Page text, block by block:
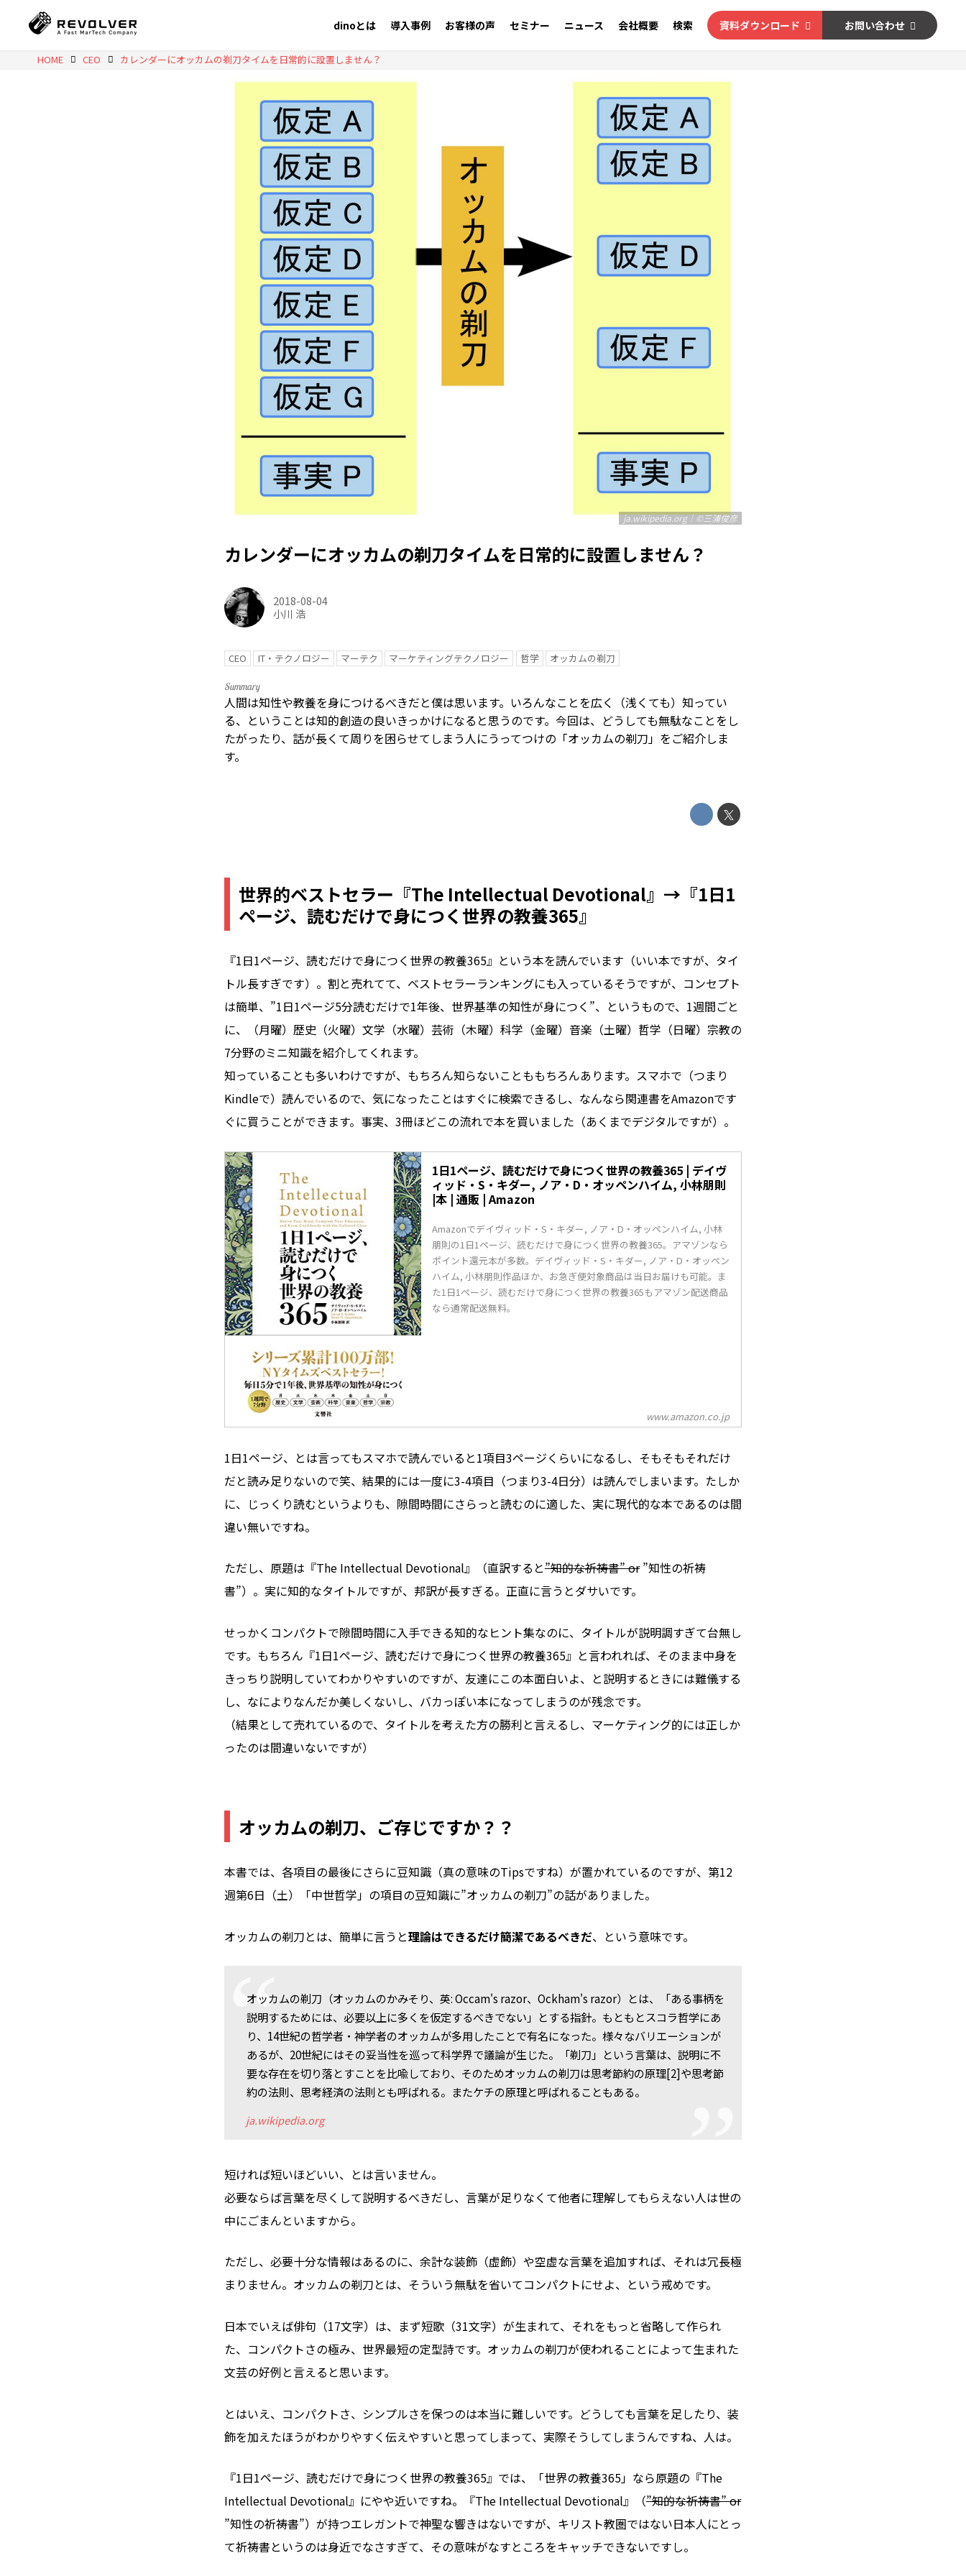
dinoとは 導入事例 お客様の声 セミナー ニュース 会社概要 検索 資料ダウンロード お問い合わせ
HOME CEO カレンダーにオッカムの剃刀タイムを日常的に設置しません？
ja.wikipedia.org｜©三浦俊彦
カレンダーにオッカムの剃刀タイムを日常的に設置しません？
2018-08-04
小川 浩
CEO IT・テクノロジー マーテク マーケティングテクノロジー 哲学 オッカムの剃刀
人間は知性や教養を身につけるべきだと僕は思います。いろんなことを広く（浅くても）知ってい
る、ということは知的創造の良いきっかけになると思うのです。今回は、どうしても無駄なことをし
たがったり、話が長くて周りを困らせてしまう人にうってつけの「オッカムの剃刀」をご紹介しま
す。
世界的ベストセラー『The Intellectual Devotional』→『1日1
ページ、読むだけで身につく世界の教養365』
『1日1ページ、読むだけで身につく世界の教養365』という本を読んでいます（いい本ですが、タイ
トル長すぎです）。割と売れてて、ベストセラーランキングにも入っているそうですが、コンセプト
は簡単、”1日1ページ5分読むだけで1年後、世界基準の知性が身につく”、というもので、1週間ごと
に、（月曜）歴史（火曜）文学（水曜）芸術（木曜）科学（金曜）音楽（土曜）哲学（日曜）宗教の
7分野のミニ知識を紹介してくれます。
知っていることも多いわけですが、もちろん知らないことももちろんあります。スマホで（つまり
Kindleで）読んでいるので、気になったことはすぐに検索できるし、なんなら関連書をAmazonです
ぐに買うことができます。事実、3冊ほどこの流れで本を買いました（あくまでデジタルですが）。
1日1ページ、読むだけで身につく世界の教養365 | デイヴ
ィッド・S・キダー, ノア・D・オッペンハイム, 小林朋則
|本 | 通販 | Amazon
Amazonでデイヴィッド・S・キダー, ノア・D・オッペンハイム, 小林
朋則の1日1ページ、読むだけで身につく世界の教養365。アマゾンなら
ポイント還元本が多数。デイヴィッド・S・キダー, ノア・D・オッペン
ハイム, 小林朋則作品ほか、お急ぎ便対象商品は当日お届けも可能。ま
た1日1ページ、読むだけで身につく世界の教養365もアマゾン配送商品
なら通常配送無料。
www.amazon.co.jp
1日1ページ、とは言ってもスマホで読んでいると1項目3ページくらいになるし、そもそもそれだけ
だと読み足りないので笑、結果的には一度に3-4項目（つまり3-4日分）は読んでしまいます。たしか
に、じっくり読むというよりも、隙間時間にさらっと読むのに適した、実に現代的な本であるのは間
違い無いですね。
ただし、原題は『The Intellectual Devotional』（直訳すると”知的な祈祷書” or”知性の祈祷
書”）。実に知的なタイトルですが、邦訳が長すぎる。正直に言うとダサいです。
せっかくコンパクトで隙間時間に入手できる知的なヒント集なのに、タイトルが説明調すぎて台無し
です。もちろん『1日1ページ、読むだけで身につく世界の教養365』と言われれば、そのまま中身を
きっちり説明していてわかりやすいのですが、友達にこの本面白いよ、と説明するときには難儀する
し、なによりなんだか美しくないし、バカっぽい本になってしまうのが残念です。
（結果として売れているので、タイトルを考えた方の勝利と言えるし、マーケティング的には正しか
ったのは間違いないですが）
オッカムの剃刀、ご存じですか？？
本書では、各項目の最後にさらに豆知識（真の意味のTipsですね）が置かれているのですが、第12
週第6日（土）「中世哲学」の項目の豆知識に”オッカムの剃刀”の話がありました。
オッカムの剃刀とは、簡単に言うと理論はできるだけ簡潔であるべきだ、という意味です。
オッカムの剃刀（オッカムのかみそり、英: Occam's razor、Ockham's razor）とは、「ある事柄を
説明するためには、必要以上に多くを仮定するべきでない」とする指針。もともとスコラ哲学にあ
り、14世紀の哲学者・神学者のオッカムが多用したことで有名になった。様々なバリエーションが
あるが、20世紀にはその妥当性を巡って科学界で議論が生じた。「剃刀」という言葉は、説明に不
要な存在を切り落とすことを比喩しており、そのためオッカムの剃刀は思考節約の原理[2]や思考節
約の法則、思考経済の法則とも呼ばれる。またケチの原理と呼ばれることもある。
ja.wikipedia.org
短ければ短いほどいい、とは言いません。
必要ならば言葉を尽くして説明するべきだし、言葉が足りなくて他者に理解してもらえない人は世の
中にごまんといますから。
ただし、必要十分な情報はあるのに、余計な装飾（虚飾）や空虚な言葉を追加すれば、それは冗長極
まりません。オッカムの剃刀とは、そういう無駄を省いてコンパクトにせよ、という戒めです。
日本でいえば俳句（17文字）は、まず短歌（31文字）が生まれて、それをもっと省略して作られ
た、コンパクトさの極み、世界最短の定型詩です。オッカムの剃刀が使われることによって生まれた
文芸の好例と言えると思います。
とはいえ、コンパクトさ、シンプルさを保つのは本当に難しいです。どうしても言葉を足したり、装
飾を加えたほうがわかりやすく伝えやすいと思ってしまって、実際そうしてしまうんですね、人は。
『1日1ページ、読むだけで身につく世界の教養365』では、「世界の教養365」なら原題の『The
Intellectual Devotional』にやや近いですね。『The Intellectual Devotional』（”知的な祈祷書” or
”知性の祈祷書”）が持つエレガントで神聖な響きはないですが、キリスト教圏ではない日本人にとっ
て祈祷書というのは身近でなさすぎて、その意味がなすところをキャッチできないですし。